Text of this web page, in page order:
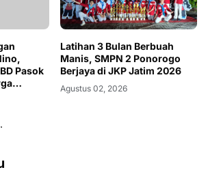
Pasok
Latihan 3 Bulan Berbuah
Manis, SMPN 2 Ponorogo
Berjaya di JKP Jatim 2026
Agustus 02, 2026